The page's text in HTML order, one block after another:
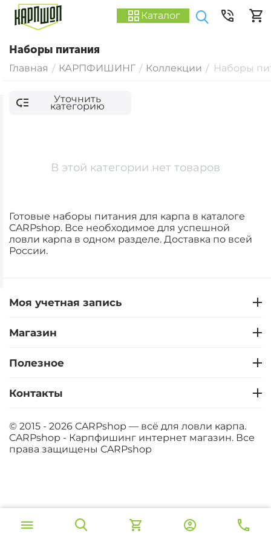
Каталог
Наборы питания
Главная / КАРПФИШИНГ / Коллекции / Наборы
Уточнить
категорию
Готовые наборы питания для карпа в каталоге
CARPshop. Все необходимое для успешной
ловли карпа в одном разделе. Доставка по всей
России.
В этой категории нет товаров
Моя учетная запись
Магазин
Полезное
Контакты
© 2015 - 2026 CARPshop — всё для ловли карпа.
CARPshop - Карпфишинг интернет магазин. Все
права защищены CARPshop